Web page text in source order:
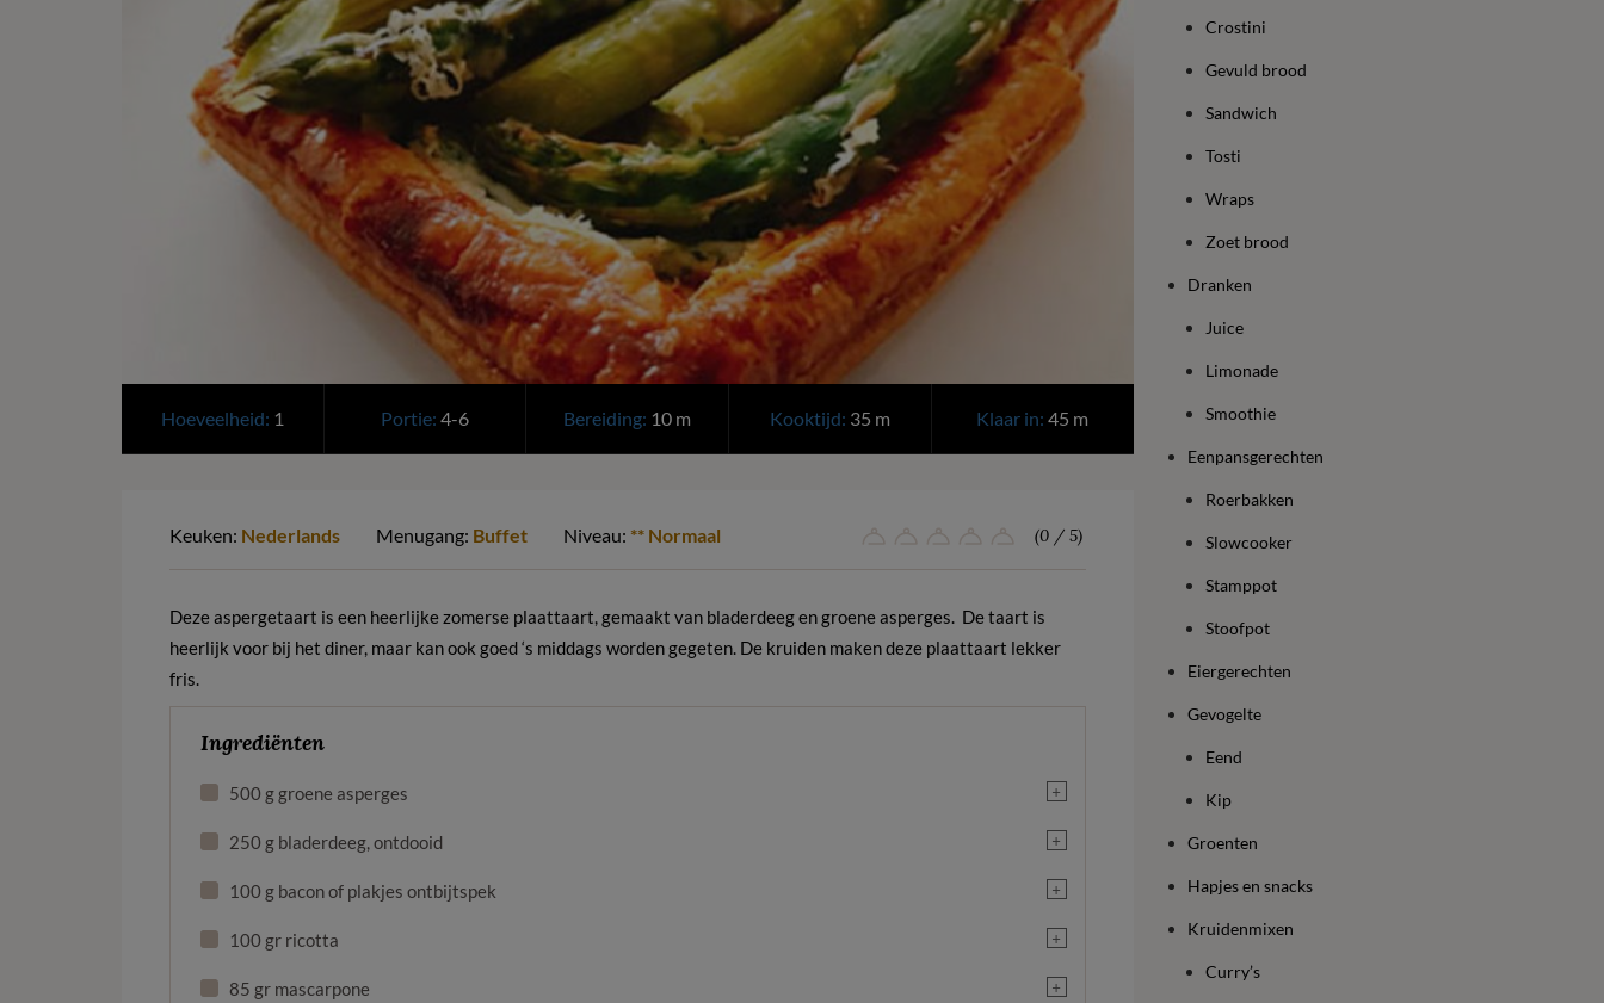
Hoeveelheid: 1 Portie: 4-6 Bereiding: 10 m Kooktijd: 35 m Klaar in: 45 m
(0 / 5)
Keuken: Nederlands Menugang: Buffet Niveau: ** Normaal
Deze aspergetaart is een heerlijke zomerse plaattaart, gemaakt van bladerdeeg en groene asperges. De taart is
heerlijk voor bij het diner, maar kan ook goed ‘s middags worden gegeten. De kruiden maken deze plaattaart lekker
fris.
Ingrediënten
+
500 g groene asperges
+
250 g bladerdeeg, ontdooid
+
100 g bacon of plakjes ontbijtspek
+
100 gr ricotta
+
85 gr mascarpone
Crostini
Gevuld brood
Sandwich
Tosti
Wraps
Zoet brood
Dranken
Juice
Limonade
Smoothie
Eenpansgerechten
Roerbakken
Slowcooker
Stamppot
Stoofpot
Eiergerechten
Gevogelte
Eend
Kip
Groenten
Hapjes en snacks
Kruidenmixen
Curry’s